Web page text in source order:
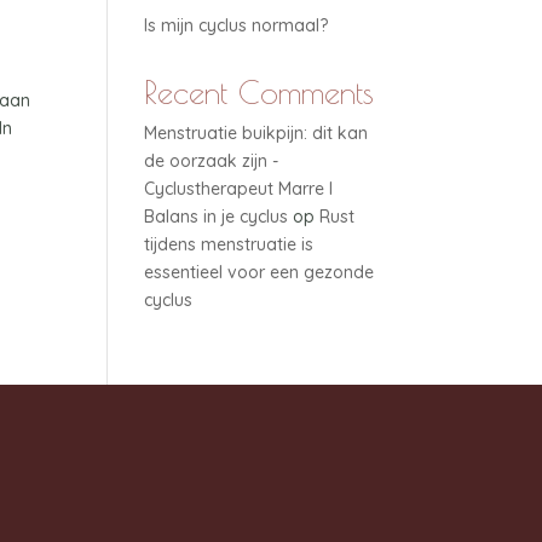
Is mijn cyclus normaal?
Recent Comments
Menstruatie buikpijn: dit kan
de oorzaak zijn -
Cyclustherapeut Marre I
Balans in je cyclus opRust
tijdens menstruatie is
essentieel voor een gezonde
cyclus